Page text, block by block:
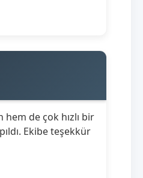
hem de çok hızlı bir
Ekibe teşekkür